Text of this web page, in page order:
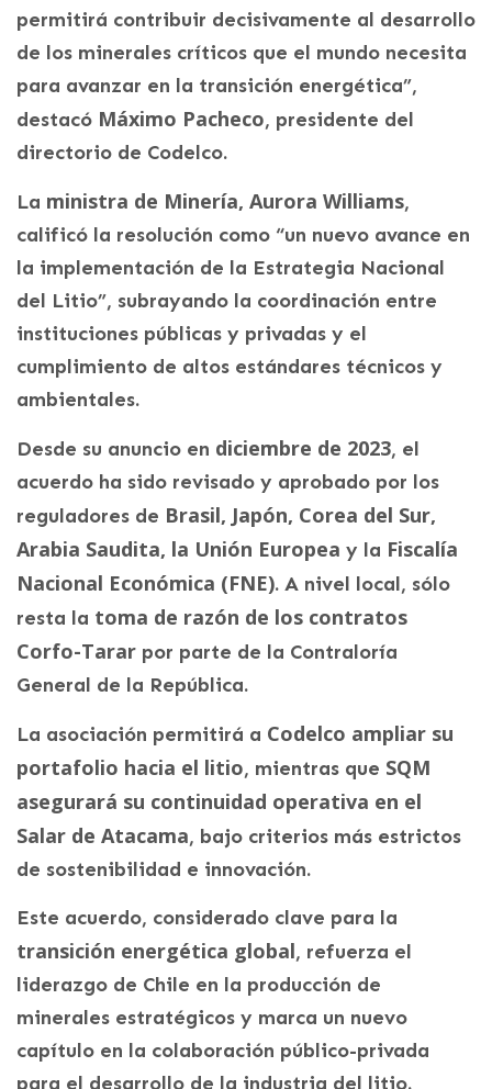
permitirá contribuir decisivamente al desarrollo
de los minerales críticos que el mundo necesita
para avanzar en la transición energética”,
destacó Máximo Pacheco, presidente del
directorio de Codelco.
La ministra de Minería, Aurora Williams,
calificó la resolución como “un nuevo avance en
la implementación de la Estrategia Nacional
del Litio”, subrayando la coordinación entre
instituciones públicas y privadas y el
cumplimiento de altos estándares técnicos y
ambientales.
Desde su anuncio en diciembre de 2023, el
acuerdo ha sido revisado y aprobado por los
reguladores de Brasil, Japón, Corea del Sur,
Arabia Saudita, la Unión Europea y la Fiscalía
Nacional Económica (FNE). A nivel local, sólo
resta la toma de razón de los contratos
Corfo-Tarar por parte de la Contraloría
General de la República.
La asociación permitirá a Codelco ampliar su
portafolio hacia el litio, mientras que SQM
asegurará su continuidad operativa en el
Salar de Atacama, bajo criterios más estrictos
de sostenibilidad e innovación.
Este acuerdo, considerado clave para la
transición energética global, refuerza el
liderazgo de Chile en la producción de
minerales estratégicos y marca un nuevo
capítulo en la colaboración público-privada
para el desarrollo de la industria del litio.